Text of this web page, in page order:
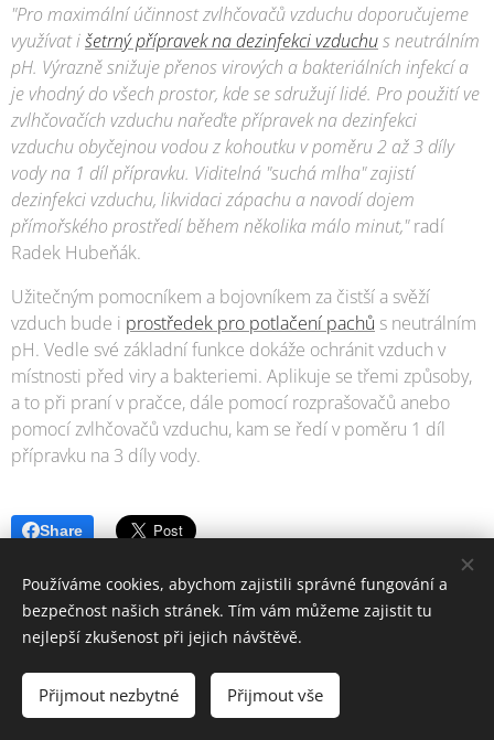
"Pro maximální účinnost zvlhčovačů vzduchu doporučujeme
využívat išetrný přípravek na dezinfekci vzduchus neutrálním
pH. Výrazně snižuje přenos virových a bakteriálních infekcí a
je vhodný do všech prostor, kde se sdružují lidé. Pro použití ve
zvlhčovačích vzduchu nařeďte přípravek na dezinfekci
vzduchu obyčejnou vodou z kohoutku v poměru 2 až 3 díly
vody na 1 díl přípravku. Viditelná "suchá mlha" zajistí
dezinfekci vzduchu, likvidaci zápachu a navodí dojem
přímořského prostředí během několika málo minut,"radí
Radek Hubeňák.
Užitečným pomocníkem a bojovníkem za čistší a svěží
vzduch bude i prostředek pro potlačení pachů s neutrálním
pH. Vedle své základní funkce dokáže ochránit vzduch v
místnosti před viry a bakteriemi. Aplikuje se třemi způsoby,
a to při praní v pračce, dále pomocí rozprašovačů anebo
pomocí zvlhčovačů vzduchu, kam se ředí v poměru 1 díl
přípravku na 3 díly vody.
Share
© 2006-2025 PrimaŽena.cz I ESPRIT BOHEMIA s.r.o. I Všechna práva
vyhrazena.
Cookies
Používáme cookies, abychom zajistili správné fungování a
bezpečnost našich stránek. Tím vám můžeme zajistit tu
nejlepší zkušenost při jejich návštěvě.
Přijmout nezbytné Přijmout vše